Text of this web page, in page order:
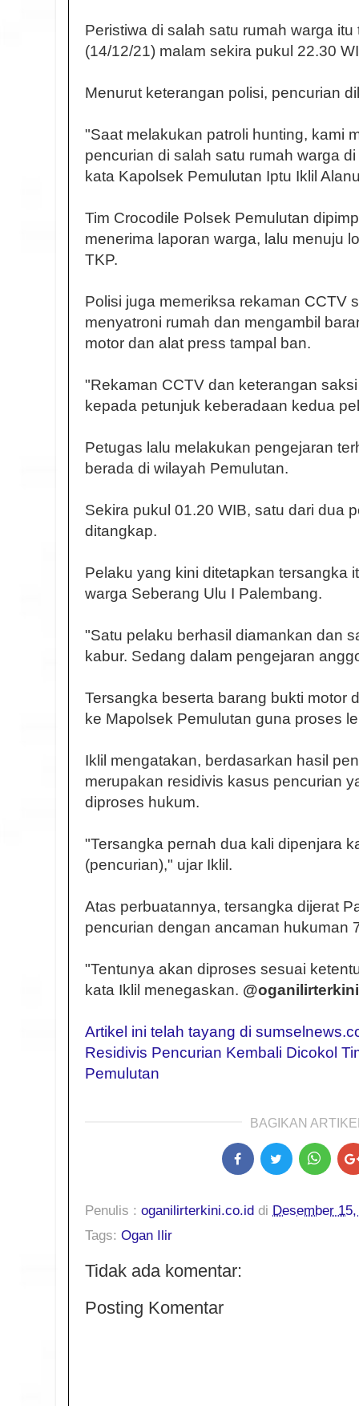
Peristiwa di salah satu rumah warga
(14/12/21) malam sekira pukul 22.30
Menurut keterangan polisi, pencurian
"Saat melakukan patroli hunting, kami
pencurian di salah satu rumah warga
kata Kapolsek Pemulutan Iptu Iklil
Tim Crocodile Polsek Pemulutan
menerima laporan warga, lalu menuju
TKP.
Polisi juga memeriksa rekaman CCTV
menyatroni rumah dan mengambil
motor dan alat press tampal ban.
"Rekaman CCTV dan keterangan
kepada petunjuk keberadaan kedua
Petugas lalu melakukan pengejaran
berada di wilayah Pemulutan.
Sekira pukul 01.20 WIB, satu dari dua
ditangkap.
Pelaku yang kini ditetapkan tersangka
warga Seberang Ulu I Palembang.
"Satu pelaku berhasil diamankan dan
kabur. Sedang dalam pengejaran
Tersangka beserta barang bukti motor
ke Mapolsek Pemulutan guna proses
Iklil mengatakan, berdasarkan hasil
merupakan residivis kasus pencurian
diproses hukum.
"Tersangka pernah dua kali dipenjara
(pencurian)," ujar Iklil.
Atas perbuatannya, tersangka dijerat
pencurian dengan ancaman hukuman
"Tentunya akan diproses sesuai
kata Iklil menegaskan. @oganilirterkini
Artikel ini telah tayang di
Residivis Pencurian Kembali Dicokol
Pemulutan
BAGIKAN
Penulis : oganilirterkini.co.id di Desember
Tags: Ogan Ilir
Tidak ada komentar:
Posting Komentar